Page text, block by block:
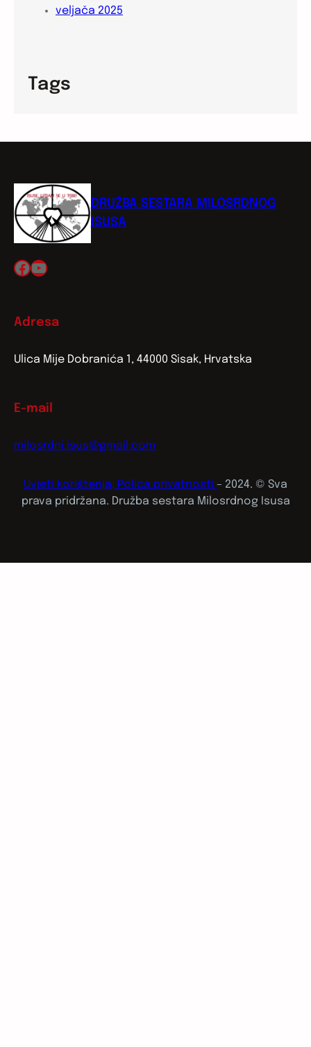
veljača 2025
Tags
DRUŽBA SESTARA MILOSRDNOG
ISUSA
Facebook
YouTube
Adresa
Ulica Mije Dobranića 1, 44000 Sisak, Hrvatska
E-mail
milosrdni.isus@gmail.com
Uvjeti korištenja, Polica privatnosti – 2024. © Sva
prava pridržana. Družba sestara Milosrdnog Isusa